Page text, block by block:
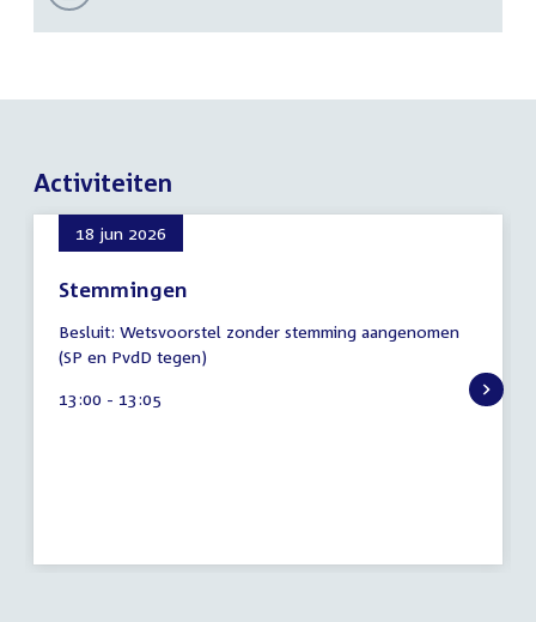
Activiteiten
18 jun 2026
Stemmingen
augustus
2026
Besluit: Wetsvoorstel zonder stemming aangenomen
(SP en PvdD tegen)
Tijd
13:00 - 13:05